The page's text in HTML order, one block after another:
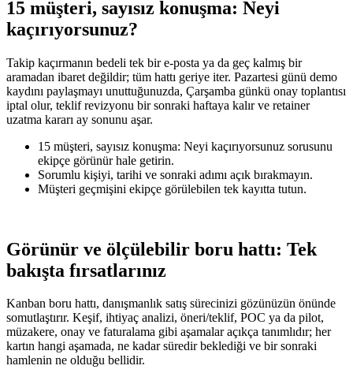
15 müşteri, sayısız konuşma: Neyi
kaçırıyorsunuz?
Takip kaçırmanın bedeli tek bir e‑posta ya da geç kalmış bir
aramadan ibaret değildir; tüm hattı geriye iter. Pazartesi günü demo
kaydını paylaşmayı unuttuğunuzda, Çarşamba günkü onay toplantısı
iptal olur, teklif revizyonu bir sonraki haftaya kalır ve retainer
uzatma kararı ay sonunu aşar.
15 müşteri, sayısız konuşma: Neyi kaçırıyorsunuz sorusunu
ekipçe görünür hale getirin.
Sorumlu kişiyi, tarihi ve sonraki adımı açık bırakmayın.
Müşteri geçmişini ekipçe görülebilen tek kayıtta tutun.
Görünür ve ölçülebilir boru hattı: Tek
bakışta fırsatlarınız
Kanban boru hattı, danışmanlık satış sürecinizi gözünüzün önünde
somutlaştırır. Keşif, ihtiyaç analizi, öneri/teklif, POC ya da pilot,
müzakere, onay ve faturalama gibi aşamalar açıkça tanımlıdır; her
kartın hangi aşamada, ne kadar süredir beklediği ve bir sonraki
hamlenin ne olduğu bellidir.